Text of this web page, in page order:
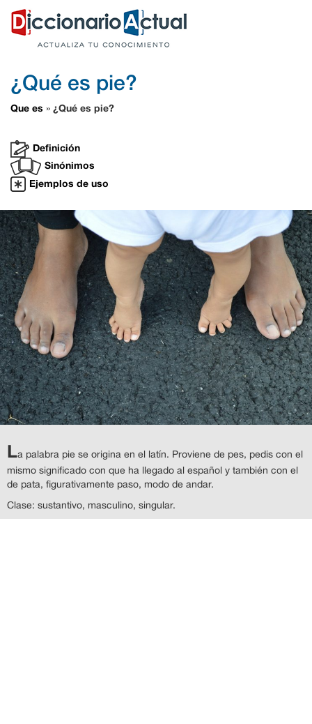
¿Qué es pie?
Que es » ¿Qué es pie?
Definición
Sinónimos
Ejemplos de uso
La palabra pie se origina en el latín. Proviene de pes, pedis con el
mismo significado con que ha llegado al español y también con el
de pata, figurativamente paso, modo de andar.
Clase: sustantivo, masculino, singular.